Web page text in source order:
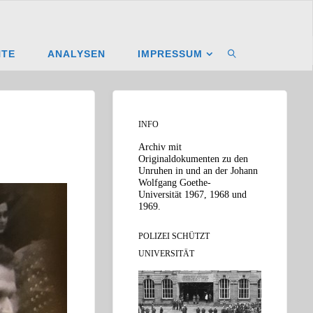
ANALYSEN IMPRESSUM
INFO
Archiv mit
Originaldokumenten zu den
Unruhen in und an der Johann
Wolfgang Goethe-
Universität 1967, 1968 und
1969.
POLIZEI SCHÜTZT
UNIVERSITÄT